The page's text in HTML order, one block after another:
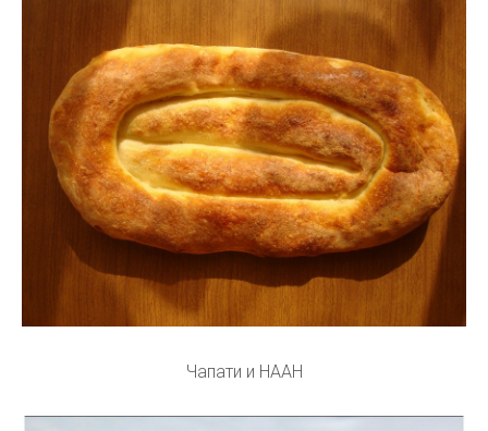
Чапати и НААН